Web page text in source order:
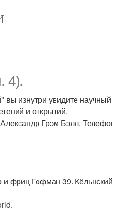
4).
изнутри увидите научный
и открытий.
Грэм Бэлл.
и фриц Гофман 39.